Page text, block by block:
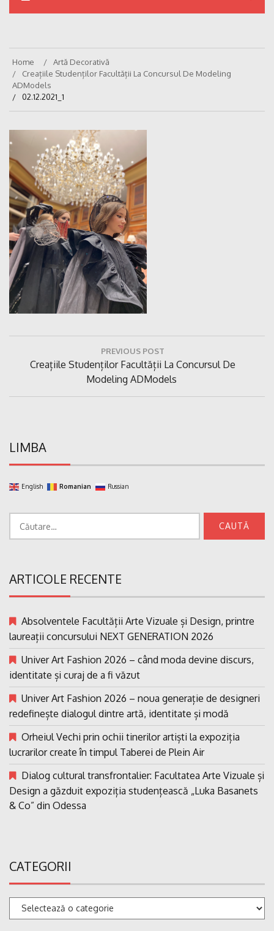
Home
Artă Decorativă
Creațiile Studenților Facultății La Concursul De Modeling
ADModels
02.12.2021_1
articole
PREVIOUS POST
Previous
Creațiile Studenților Facultății La Concursul De
Modeling ADModels
LIMBA
English Romanian Russian
ARTICOLE RECENTE
Absolventele Facultății Arte Vizuale și Design, printre
laureații concursului NEXT GENERATION 2026
Univer Art Fashion 2026 – când moda devine discurs,
identitate și curaj de a fi văzut
Univer Art Fashion 2026 – noua generație de designeri
redefinește dialogul dintre artă, identitate și modă
Orheiul Vechi prin ochii tinerilor artiști la expoziția
lucrarilor create în timpul Taberei de Plein Air
Dialog cultural transfrontalier: Facultatea Arte Vizuale și
Design a găzduit expoziția studențească „Luka Basanets
& Co” din Odessa
CATEGORII
Categorii